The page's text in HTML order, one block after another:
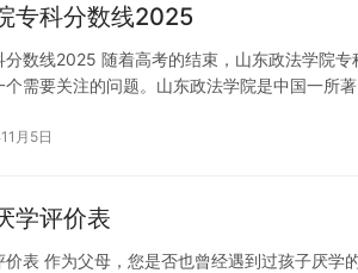
专科分数线2025
分数线2025 随着高考的结束，山东政法学院
个需要关注的问题。山东政法学院是中国一所
月5日
学评价表
表 作为父母，您是否也曾经遇到过孩子厌学